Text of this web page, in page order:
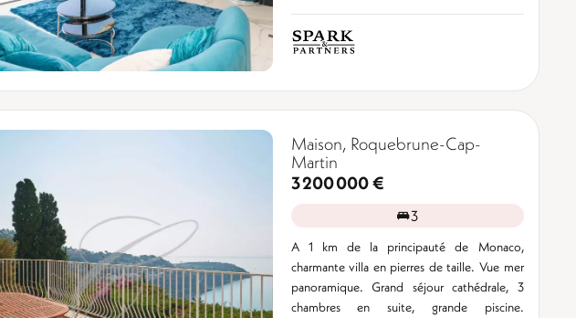
Maison, Roquebrune-Cap-
Martin
3 200 000 €
3
A 1 km de la principauté de Monaco,
charmante villa en pierres de taille. Vue mer
panoramique. Grand séjour cathédrale, 3
chambres en suite, grande piscine.